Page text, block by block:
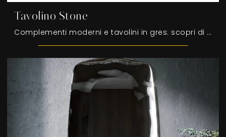
Tavolino Stone
Complementi moderni e tavolini in gres: scopri di più sul modello Tavolino Stone di Devina Nais e potrai valorizzare i tuoi locali.